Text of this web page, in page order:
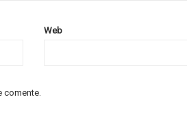
Web
comente.